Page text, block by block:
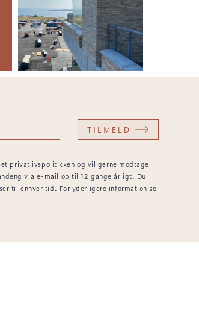
TILMELD
privatlivspolitikken og vil gerne modtage
via e-mail op til 12 gange årligt. Du
til enhver tid. For yderligere information se